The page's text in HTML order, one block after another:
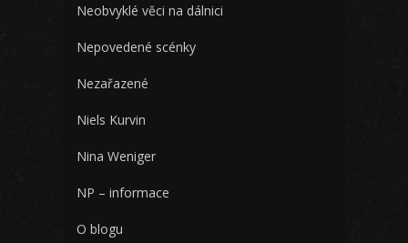
Neobvyklé věci na dálnici
Nepovedené scénky
Nezařazené
Niels Kurvin
Nina Weniger
NP – informace
O blogu